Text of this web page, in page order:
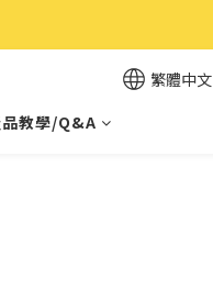
繁體中文
品教學/Q&A